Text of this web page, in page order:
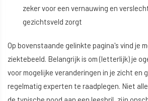
zeker voor een vernauwing en
gezichtsveld zorgt
Op bovenstaande gelinkte pagina's vind je
ziektebeeld. Belangrijk is om (letterlijk) je
voor mogelijke veranderingen in je zicht en
regelmatig experten te raadplegen. Niet